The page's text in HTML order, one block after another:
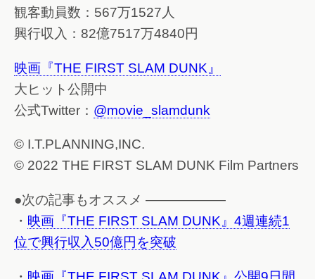
観客動員数：567万1527人
興行収入：82億7517万4840円
映画『THE FIRST SLAM DUNK』
大ヒット公開中
公式Twitter： @movie_slamdunk
© I.T.PLANNING,INC.
© 2022 THE FIRST SLAM DUNK Film Partners
●次の記事もオススメ ——————
・ 映画『THE FIRST SLAM DUNK』4週連続1
位で興行収入50億円を突破